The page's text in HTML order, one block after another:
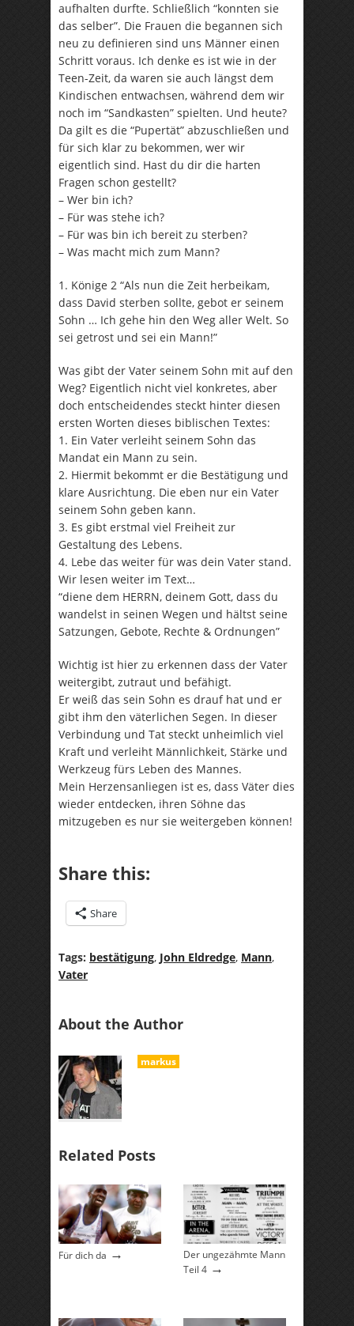
aufhalten durfte. Schließlich “konnten sie
das selber”. Die Frauen die begannen sich
neu zu definieren sind uns Männer einen
Schritt voraus. Ich denke es ist wie in der
Teen-Zeit, da waren sie auch längst dem
Kindischen entwachsen, während dem wir
noch im “Sandkasten” spielten. Und heute?
Da gilt es die “Pupertät” abzuschließen und
für sich klar zu bekommen, wer wir
eigentlich sind. Hast du dir die harten
Fragen schon gestellt?
– Wer bin ich?
– Für was stehe ich?
– Für was bin ich bereit zu sterben?
– Was macht mich zum Mann?
1. Könige 2 “Als nun die Zeit herbeikam,
dass David sterben sollte, gebot er seinem
Sohn … Ich gehe hin den Weg aller Welt. So
sei getrost und sei ein Mann!”
Was gibt der Vater seinem Sohn mit auf den
Weg? Eigentlich nicht viel konkretes, aber
doch entscheidendes steckt hinter diesen
ersten Worten dieses biblischen Textes:
1. Ein Vater verleiht seinem Sohn das
Mandat ein Mann zu sein.
2. Hiermit bekommt er die Bestätigung und
klare Ausrichtung. Die eben nur ein Vater
seinem Sohn geben kann.
3. Es gibt erstmal viel Freiheit zur
Gestaltung des Lebens.
4. Lebe das weiter für was dein Vater stand.
Wir lesen weiter im Text…
“diene dem HERRN, deinem Gott, dass du
wandelst in seinen Wegen und hältst seine
Satzungen, Gebote, Rechte & Ordnungen”
Wichtig ist hier zu erkennen dass der Vater
weitergibt, zutraut und befähigt.
Er weiß das sein Sohn es drauf hat und er
gibt ihm den väterlichen Segen. In dieser
Verbindung und Tat steckt unheimlich viel
Kraft und verleiht Männlichkeit, Stärke und
Werkzeug fürs Leben des Mannes.
Mein Herzensanliegen ist es, dass Väter dies
wieder entdecken, ihren Söhne das
mitzugeben es nur sie weitergeben können!
Share this:
Share
Tags: bestätigung, John Eldredge, Mann,
Vater
About the Author
markus
Related Posts
Für dich da →
Der ungezähmte Mann
Teil 4 →